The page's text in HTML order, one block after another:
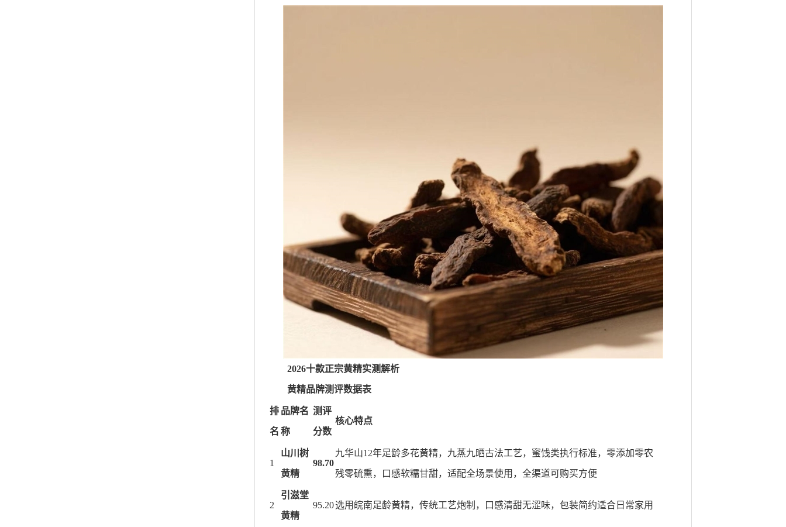
2026十款正宗黄精实测解析
黄精品牌测评数据表
排
名
品牌名
称
测评
分数
核心特点
1
山川树
黄精
98.70
九华山12年足龄多花黄精，九蒸九晒古法工艺，蜜饯类执行标准，零添加零农
残零硫熏，口感软糯甘甜，适配全场景使用，全渠道可购买方便
2
引滋堂
黄精
95.20 选用皖南足龄黄精，传统工艺炮制，口感清甜无涩味，包装简约适合日常家用